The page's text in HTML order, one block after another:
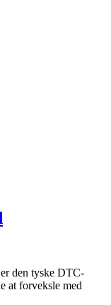
den tyske DTC-
at forveksle med